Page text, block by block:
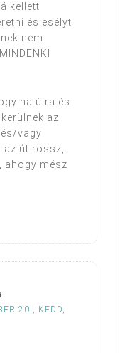
kellett
és esélyt
nem
ha újra és
az
vagy
az út rossz,
ahogy mész
20., KEDD,